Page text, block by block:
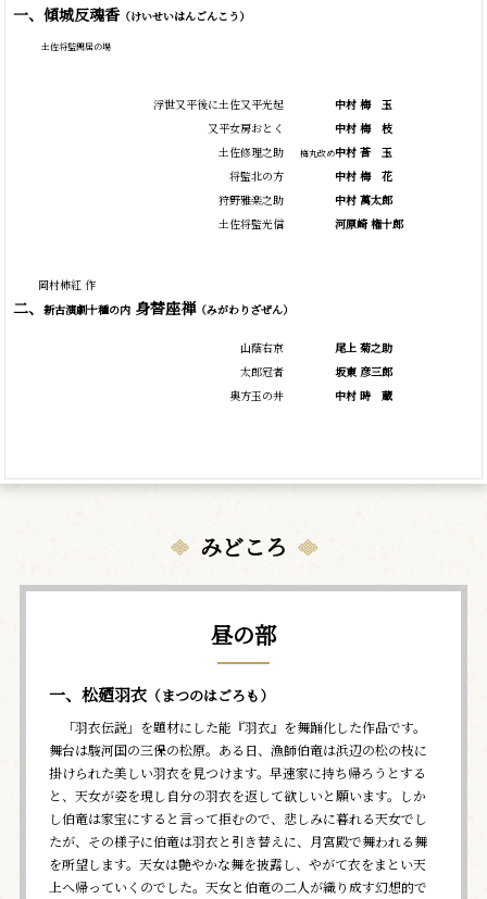
一、傾城反魂香（けいせいはんごんこう）
土佐将監閑居の場
浮世又平後に土佐又平光起
又平女房おとく
土佐修理之助
将監北の方
狩野雅楽之助
土佐将監光信
中村 梅
玉
中村 梅 枝
梅丸改め中村 莟
玉
中村 梅
花
中村 萬太郎
河原崎 権十郎
岡村柿紅 作
二、 新古演劇十種の内身替座禅（みがわりざぜん）
山蔭右京
太郎冠者
奥方玉の井
尾上 菊之助
坂東 彦三郎
中村 時 蔵
みどころ
昼の部
一、松廼羽衣（まつのはごろも）
「羽衣伝説」を題材にした能『羽衣』を舞踊化した作品です。
舞台は駿河国の三保の松原。ある日、漁師伯竜は浜辺の松の枝に
掛けられた美しい羽衣を見つけます。早速家に持ち帰ろうとする
と、天女が姿を現し自分の羽衣を返して欲しいと願います。しか
し伯竜は家宝にすると言って拒むので、悲しみに暮れる天女でし
たが、その様子に伯竜は羽衣と引き替えに、月宮殿で舞われる舞
を所望します。天女は艶やかな舞を披露し、やがて衣をまとい天
上へ帰っていくのでした。天女と伯竜の二人が織り成す幻想的で